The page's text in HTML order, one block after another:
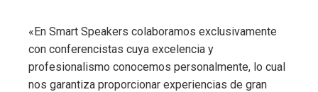
«En Smart Speakers colaboramos exclusivamente
con conferencistas cuya excelencia y
profesionalismo conocemos personalmente, lo cual
nos garantiza proporcionar experiencias de gran